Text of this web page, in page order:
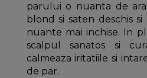
parului o nuanta de
blond si saten deschis
nuante mai inchise. In
scalpul sanatos si
calmeaza iritatiile si
de par.